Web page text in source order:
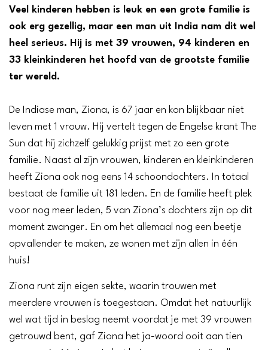
Veel kinderen hebben is leuk en een grote familie is
ook erg gezellig, maar een man uit India nam dit wel
heel serieus. Hij is met 39 vrouwen, 94 kinderen en
33 kleinkinderen het hoofd van de grootste familie
ter wereld.
De Indiase man, Ziona, is 67 jaar en kon blijkbaar niet
leven met 1 vrouw. Hij vertelt tegen de Engelse krant The
Sun dat hij zichzelf gelukkig prijst met zo een grote
familie. Naast al zijn vrouwen, kinderen en kleinkinderen
heeft Ziona ook nog eens 14 schoondochters. In totaal
bestaat de familie uit 181 leden. En de familie heeft plek
voor nog meer leden, 5 van Ziona’s dochters zijn op dit
moment zwanger. En om het allemaal nog een beetje
opvallender te maken, ze wonen met zijn allen in één
huis!
Ziona runt zijn eigen sekte, waarin trouwen met
meerdere vrouwen is toegestaan. Omdat het natuurlijk
wel wat tijd in beslag neemt voordat je met 39 vrouwen
getrouwd bent, gaf Ziona het ja-woord ooit aan tien